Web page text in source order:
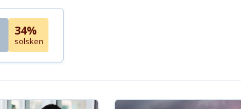
34%
solsken